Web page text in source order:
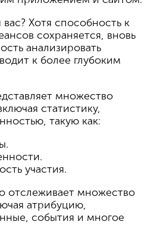
Хотя способность к
сохраняется, вновь
анализировать
к более глубоким
множество
статистику,
такую ​​как:
участия.
отслеживает множество
атрибуцию,
события и многое